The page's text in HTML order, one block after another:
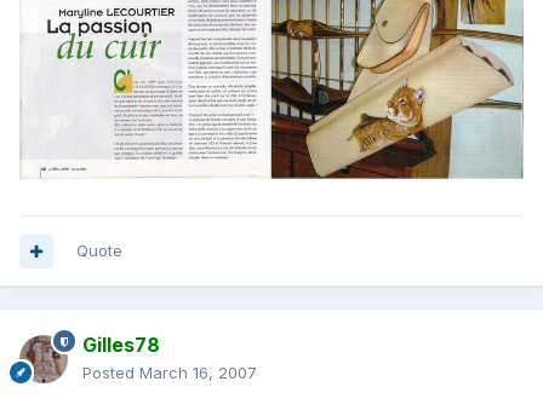
Quote
Gilles78
Posted March 16, 2007